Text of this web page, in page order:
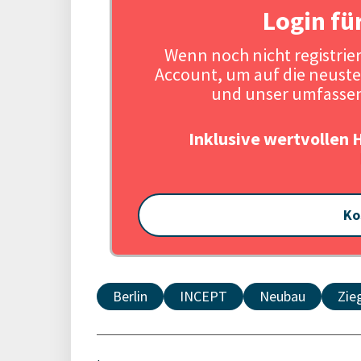
Login
Wenn noch nicht
Account, um auf die
und unser
Inklusive wertvollen
Berlin INCEPT Neubau